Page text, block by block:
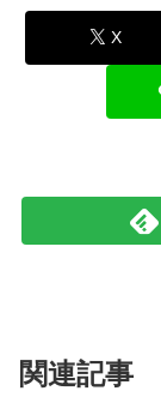
X
関連記事